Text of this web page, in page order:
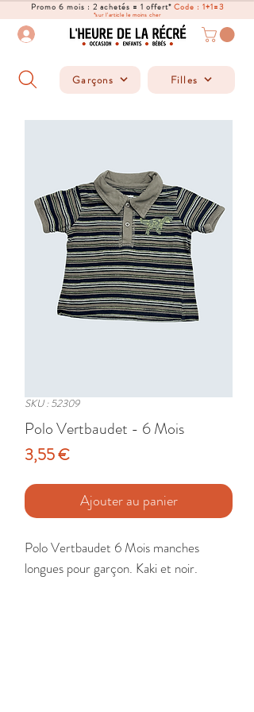
Promo 6 mois : 2 achetés = 1 offert*Code : 1+1=3
*sur l'article le moins cher
Garçons Filles
SKU : 52309
Polo Vertbaudet - 6 Mois
3,55 €Prix
Ajouter au panier
Polo Vertbaudet 6 Mois manches
longues pour garçon. Kaki et noir.